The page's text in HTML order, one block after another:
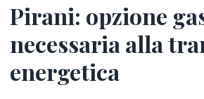
Pirani: opzione
necessaria alla
energetica